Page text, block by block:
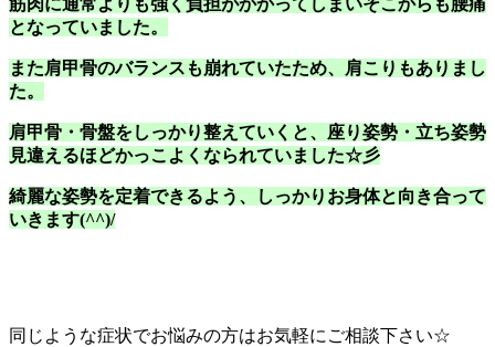
筋肉に通常よりも強く負担がかかってしまいそこからも腰痛
となっていました。
また肩甲骨のバランスも崩れていたため、肩こりもありまし
た。
肩甲骨・骨盤をしっかり整えていくと、座り姿勢・立ち姿勢
見違えるほどかっこよくなられていました☆彡
綺麗な姿勢を定着できるよう、しっかりお身体と向き合って
いきます(^^)/
同じような症状でお悩みの方はお気軽にご相談下さい☆